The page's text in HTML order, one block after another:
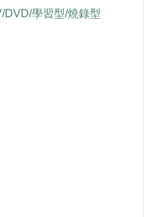
DVD/學習型/燒錄型